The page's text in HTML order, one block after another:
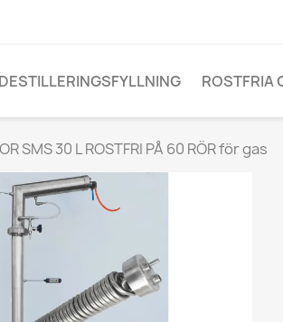
DESTILLERINGSFYLLNING ROSTFRIA
SMS 30 L ROSTFRI PÅ 60 RÖR för gas